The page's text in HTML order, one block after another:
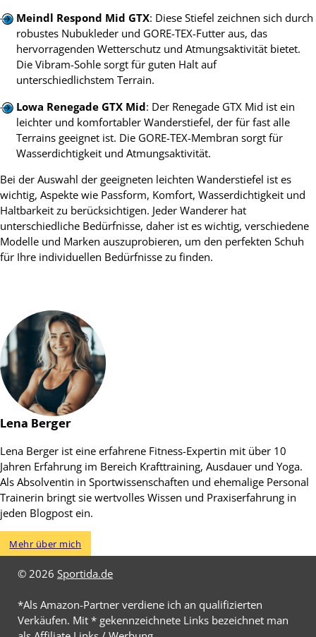
Meindl Respond Mid GTX: Diese Stiefel zeichnen sich durch
robustes Nubukleder und GORE-TEX-Futter aus, das
hervorragenden Wetterschutz und Atmungsaktivität bietet.
Die Vibram-Sohle sorgt für guten Halt auf
unterschiedlichstem Terrain.
Lowa Renegade GTX Mid: Der Renegade GTX Mid ist ein
leichter und komfortabler Wanderstiefel, der für fast alle
Terrains geeignet ist. Die GORE-TEX-Membran sorgt für
Wasserdichtigkeit und Atmungsaktivität.
Bei der Auswahl der geeigneten leichten Wanderstiefel ist es
wichtig, Aspekte wie Passform, Komfort, Wasserdichtigkeit und
Haltbarkeit zu berücksichtigen. Jeder Wanderer hat
unterschiedliche Bedürfnisse, daher ist es wichtig, verschiedene
Modelle und Marken auszuprobieren, um den perfekten Schuh
für Ihre individuellen Bedürfnisse zu finden.
Lena Berger
Lena Berger ist eine erfahrene Fitness-Expertin mit über 10
Jahren Erfahrung im Bereich Krafttraining, Ausdauer und Yoga.
Als Absolventin in Sportwissenschaften und ehemalige Personal
Trainerin bringt sie wertvolles Wissen und Praxiserfahrung in
jeden Blogpost ein.
Mehr über mich
© 2026 Sportida.de
*Als Amazon-Partner verdiene ich an qualifizierten
Verkäufen. Mit * gekennzeichnete Links bezeichnet man